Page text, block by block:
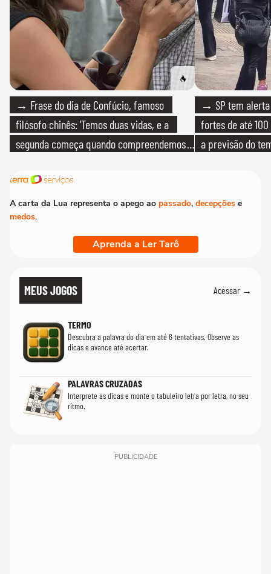
→ Frase do dia de Confúcio, famoso
filósofo chinês: 'Temos duas vidas, e a
segunda começa quando compreendemos
→ SP tem
fortes de até
a previsão do
A carta da Lua representa o apego ao passado, decepções e
medos.
Aprenda a Ler Tarô
MEUS JOGOS Acessar →
TERMO
Descubra a palavra do dia em até 6 tentativas. Observe as
dicas e avance até acertar.
PALAVRAS CRUZADAS
Interprete as dicas e monte o tabuleiro letra por letra, no seu
ritmo.
PUBLICIDADE